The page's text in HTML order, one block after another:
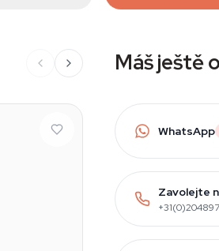
Máš ještě
WhatsApp
Zavolejte